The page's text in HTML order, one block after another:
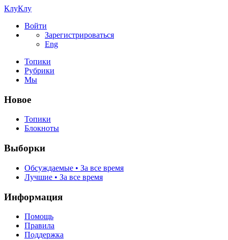
КлуКлу
Войти
Зарегистрироваться
Eng
Топики
Рубрики
Мы
Новое
Топики
Блокноты
Выборки
Обсуждаемые • За все время
Лучшие • За все время
Информация
Помощь
Правила
Поддержка